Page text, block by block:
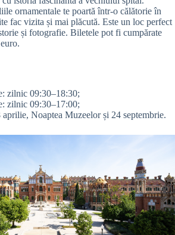
ornamentale te poartă într-o călătorie în
fac vizita și mai plăcută. Este un loc perfect
și fotografie. Biletele pot fi cumpărate
zilnic 09:30–18:30;
zilnic 09:30–17:00;
Noaptea Muzeelor și 24 septembrie.